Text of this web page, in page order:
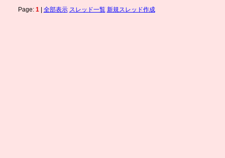
Page: 1| 全部表示 スレッド一覧 新規スレッド作成